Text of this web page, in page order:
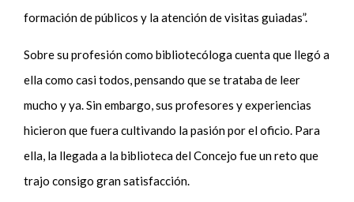
formación de públicos y la atención de visitas guiadas”.
Sobre su profesión como bibliotecóloga cuenta que llegó a
ella como casi todos, pensando que se trataba de leer
mucho y ya. Sin embargo, sus profesores y experiencias
hicieron que fuera cultivando la pasión por el oficio. Para
ella, la llegada a la biblioteca del Concejo fue un reto que
trajo consigo gran satisfacción.